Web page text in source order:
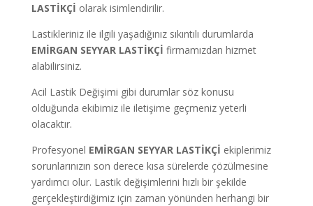
LASTİKÇİ olarak isimlendirilir.
Lastikleriniz ile ilgili yaşadığınız sıkıntılı durumlarda
EMİRGAN SEYYAR LASTİKÇİ firmamızdan hizmet
alabilirsiniz.
Acil Lastik Değişimi gibi durumlar söz konusu
olduğunda ekibimiz ile iletişime geçmeniz yeterli
olacaktır.
Profesyonel EMİRGAN SEYYAR LASTİKÇİ ekiplerimiz
sorunlarınızın son derece kısa sürelerde çözülmesine
yardımcı olur. Lastik değişimlerini hızlı bir şekilde
gerçekleştirdiğimiz için zaman yönünden herhangi bir